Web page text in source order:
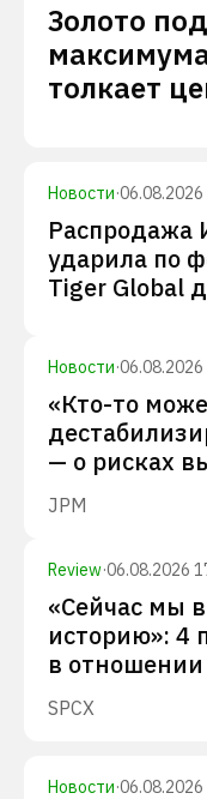
Золото
толкает
Новости·06.08.2026
ударила по
Tiger Global
Новости·06.08.2026
«Кто-то
— о рисках
JPM
Review·06.08.2026
«Сейчас мы
историю»: 4
в отношении
SPCX
Новости·06.08.2026